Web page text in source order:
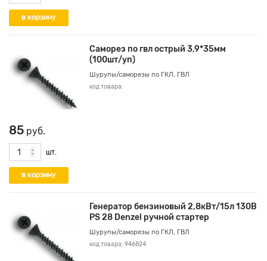
Саморез по гвл острый 3,9*35мм
(100шт/уп)
Шурупы/саморезы по ГКЛ, ГВЛ
код товара:
85 руб.
шт.
Генератор бензиновый 2,8кВт/15л 130В
PS 28 Denzel ручной стартер
Шурупы/саморезы по ГКЛ, ГВЛ
код товара: 946824